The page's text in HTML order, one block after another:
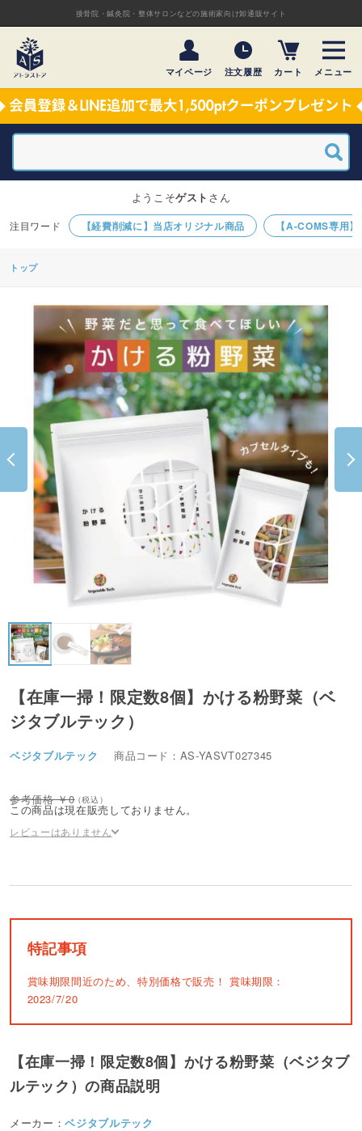
接骨院・鍼灸院・整体サロンなどの施術家向け卸通販サイト
マイページ 注文履歴 カート メニュー
【経費削減に】当店オリジナル商品 【A-COMS専用
ようこそゲスト さん
トップ
【在庫一掃！限定数8個】かける粉野菜（ベ
ジタブルテック）
ベジタブルテック 商品コード：AS-YASVT027345
0
この商品は現在販売しておりません。
レビューはありません
特記事項
賞味期限間近のため、特別価格で販売！ 賞味期限：
2023/7/20
【在庫一掃！限定数8個】かける粉野菜（ベジタブ
ルテック）の商品説明
メーカー：ベジタブルテック